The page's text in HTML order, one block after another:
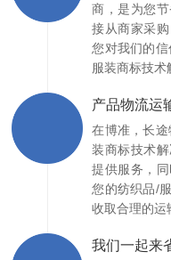
商，是为您
接从商家采
您对我们的
服装商标技术
产品物流运
在博准，长
装商标技术
提供服务，
您的纺织品/
收取合理的运
我们一起来